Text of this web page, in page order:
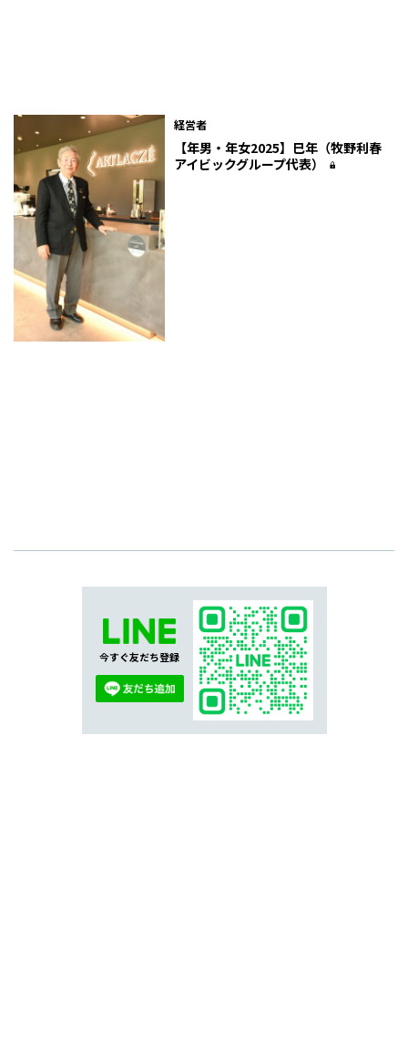
経営者
【年男・年女2025】巳年（牧野利春
アイビックグループ代表）
今すぐ友だち登録